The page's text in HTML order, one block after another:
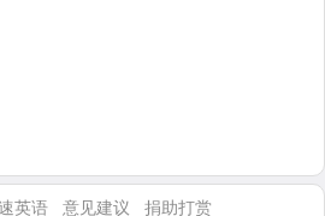
英语 意见建议 捐助打赏